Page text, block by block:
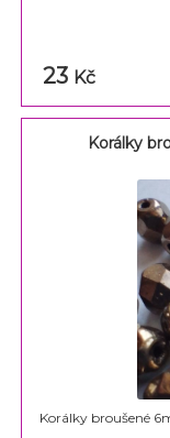
23 Kč
Korálky
Korálky broušené